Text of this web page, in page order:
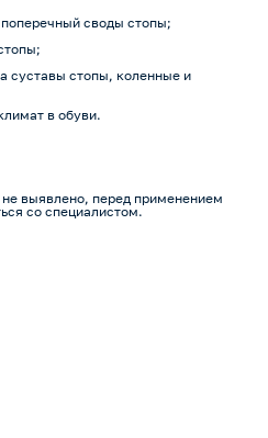
своды стопы;
суставы стопы, коленные и
в обуви.
выявлено, перед применением
со специалистом.